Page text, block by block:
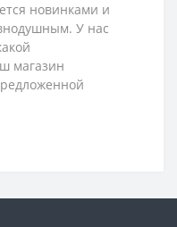
новинками и
У нас
магазин